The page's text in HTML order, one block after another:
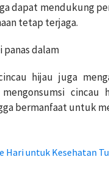
dapat mendukung
tetap terjaga.
panas dalam
hijau juga
bermanfaat untuk
Hari untuk Kesehatan